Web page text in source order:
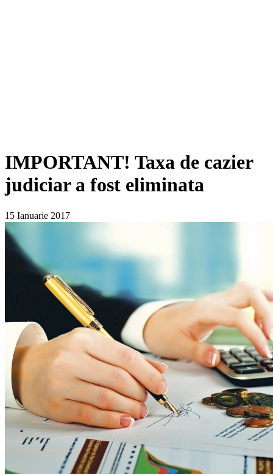
IMPORTANT! Taxa de cazier
judiciar a fost eliminata
15 Ianuarie 2017